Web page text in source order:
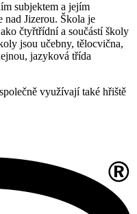
subjektem a jejím
nad Jizerou. Škola je
čtyřtřídní a součástí školy
jsou učebny, tělocvična,
jazyková třída
využívají také hřiště